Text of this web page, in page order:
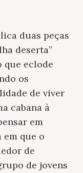
duas peças
deserta”
que eclode
os
de viver
cabana à
em
em que o
de
de jovens